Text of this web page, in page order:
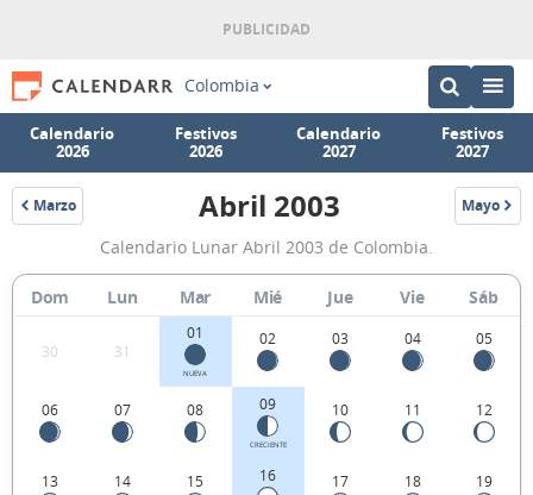
Colombia
Calendario
2026
Festivos
2026
Calendario
2027
Festivos
2027
Marzo
2003
Calendario
Lunar
Abril
2003
de
Colombia.
Abril 2003 Mayo
2003
Calendario Lunar Abril 2003 de Colombia.
Dom Lun Mar Mié Jue Vie Sáb
30 31
01
NUEVA
02 03 04 05
06 07 08 09
CRECIENTE
10 11 12
13 14 15 16 17 18 19